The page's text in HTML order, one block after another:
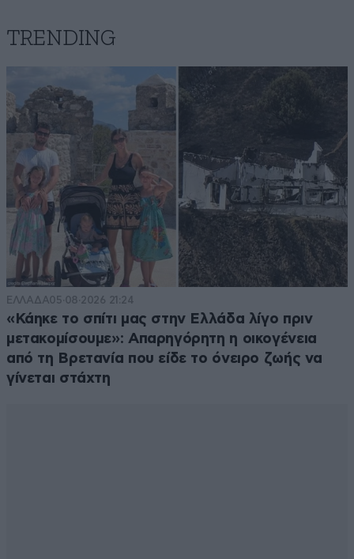
TRENDING
ΕΛΛΑΔΑ05·08·2026 21:24
«Κάηκε το σπίτι μας στην Ελλάδα λίγο πριν
μετακομίσουμε»: Απαρηγόρητη η οικογένεια
από τη Βρετανία που είδε το όνειρο ζωής να
γίνεται στάχτη